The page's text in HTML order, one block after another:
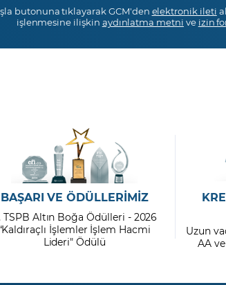
butonuna tıklayarak GCM'den elektronik ileti
işlenmesine ilişkin aydınlatma metni ve izin
BAŞARI VE ÖDÜLLERİMİZ
TSPB Altın Boğa Ödülleri - 2026
İşlemler İşlem Hacmi
Lideri" Ödülü
Uzun
AA